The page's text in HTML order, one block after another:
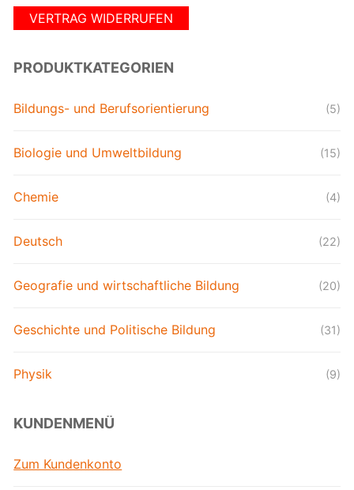
VERTRAG WIDERRUFEN
PRODUKTKATEGORIEN
Bildungs- und Berufsorientierung (5)
Biologie und Umweltbildung (15)
Chemie (4)
Deutsch (22)
Geografie und wirtschaftliche Bildung (20)
Geschichte und Politische Bildung (31)
Physik (9)
KUNDENMENÜ
Zum Kundenkonto